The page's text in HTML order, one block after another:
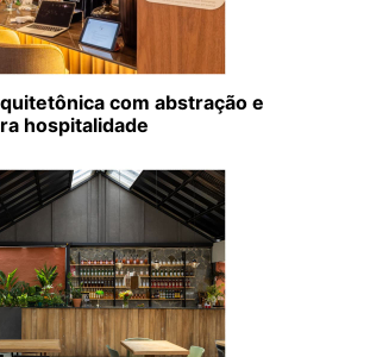
com abstração e
hospitalidade